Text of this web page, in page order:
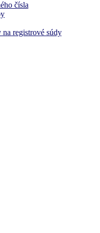
čísla
registrové súdy